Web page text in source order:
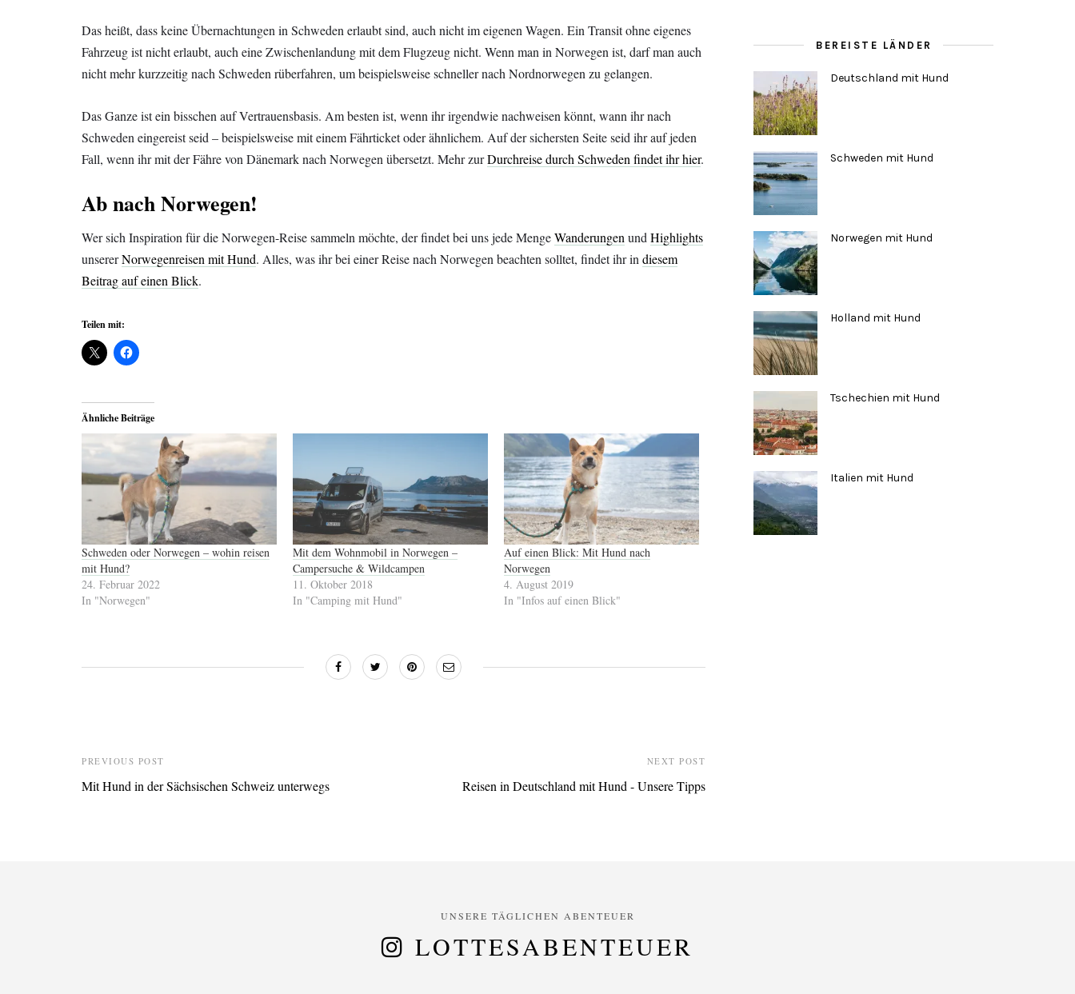
Das heißt, dass keine Übernachtungen in Schweden erlaubt sind, auch nicht im eigenen Wagen. Ein Transit ohne eigenes
Fahrzeug ist nicht erlaubt, auch eine Zwischenlandung mit dem Flugzeug nicht. Wenn man in Norwegen ist, darf man auch
nicht mehr kurzzeitig nach Schweden rüberfahren, um beispielsweise schneller nach Nordnorwegen zu gelangen.
Das Ganze ist ein bisschen auf Vertrauensbasis. Am besten ist, wenn ihr irgendwie nachweisen könnt, wann ihr nach
Schweden eingereist seid – beispielsweise mit einem Fährticket oder ähnlichem. Auf der sichersten Seite seid ihr auf jeden
Fall, wenn ihr mit der Fähre von Dänemark nach Norwegen übersetzt. Mehr zurDurchreise durch Schweden findet ihr hier.
Ab nach Norwegen!
Wer sich Inspiration für die Norwegen-Reise sammeln möchte, der findet bei uns jede MengeWanderungen und Highlights
unsererNorwegenreisen mit Hund. Alles, was ihr bei einer Reise nach Norwegen beachten solltet, findet ihr in diesem
Beitrag auf einen Blick.
Teilen mit:
Ähnliche Beiträge
Schweden oder Norwegen – wohin reisen
mit Hund?
24. Februar 2022
In "Norwegen"
Mit dem Wohnmobil in Norwegen –
Campersuche & Wildcampen
11. Oktober 2018
In "Camping mit Hund"
Auf einen Blick: Mit Hund nach
Norwegen
4. August 2019
In "Infos auf einen Blick"
PREVIOUS POST
Mit Hund in der Sächsischen Schweiz unterwegs
NEXT POST
Reisen in Deutschland mit Hund - Unsere Tipps
BEREISTE LÄNDER
Deutschland mit Hund
Schweden mit Hund
Norwegen mit Hund
Holland mit Hund
Tschechien mit Hund
Italien mit Hund
UNSERE TÄGLICHEN ABENTEUER
LOTTESABENTEUER